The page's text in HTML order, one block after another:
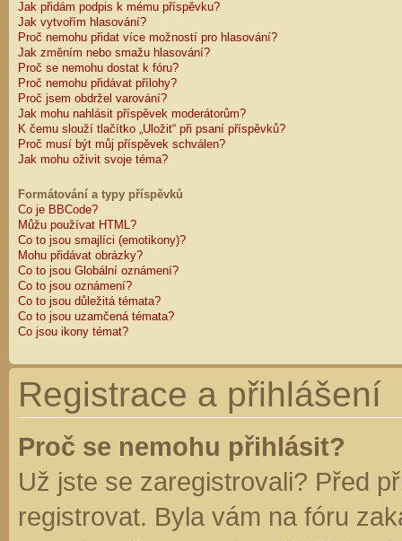
Jak přidám podpis k mému příspěvku?
Jak vytvořím hlasování?
Proč nemohu přidat více možností pro hlasování?
Jak změním nebo smažu hlasování?
Proč se nemohu dostat k fóru?
Proč nemohu přidávat přílohy?
Proč jsem obdržel varování?
Jak mohu nahlásit příspěvek moderátorům?
K čemu slouží tlačítko „Uložit“ při psaní příspěvků?
Proč musí být můj příspěvek schválen?
Jak mohu oživit svoje téma?
Formátování a typy příspěvků
Co je BBCode?
Můžu používat HTML?
Co to jsou smajlíci (emotikony)?
Mohu přidávat obrázky?
Co to jsou Globální oznámení?
Co to jsou oznámení?
Co to jsou důležitá témata?
Co to jsou uzamčená témata?
Co jsou ikony témat?
Registrace a přihlášení
Proč se nemohu přihlásit?
Už jste se zaregistrovali? Před
registrovat. Byla vám na fóru